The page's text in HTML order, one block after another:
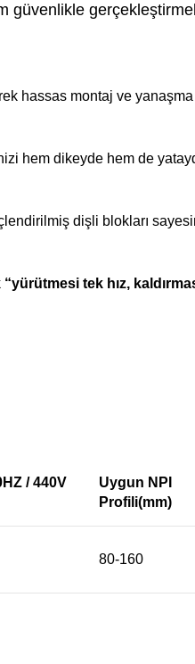
hassas montaj ve
hem dikeyde hem de
dişli blokları
“yürütmesi tek hız,
/ 440V
Uygun NPI
Profili(mm)
80-160